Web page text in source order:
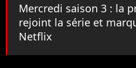
Mercredi saison 3 : la
rejoint la série et
Netflix